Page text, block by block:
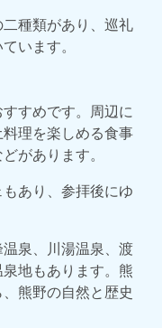
種類があり、巡礼
います。
すめです。周辺に
理を楽しめる食事
があります。
あり、参拝後にゆ
泉、川湯温泉、渡
地もあります。熊
熊野の自然と歴史